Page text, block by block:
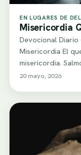
EN LUGARES DE
Misericordia
Devocional Diario
Misericordia El
misericordia.
20 mayo, 2026